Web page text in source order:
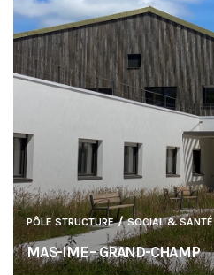
PÔLE STRUCTURE/SOCIAL & SANTÉ
MAS-IME – GRAND-CHAMP